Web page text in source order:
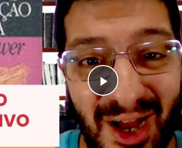
P
l